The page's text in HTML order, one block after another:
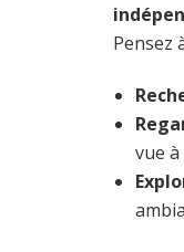
Pensez
vue